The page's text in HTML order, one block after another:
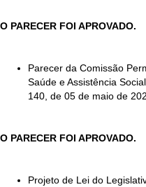
O PARECER FOI APROVADO.
Parecer da Comissão
Saúde e Assistência
140, de 05 de maio de
O PARECER FOI APROVADO.
Projeto de Lei do